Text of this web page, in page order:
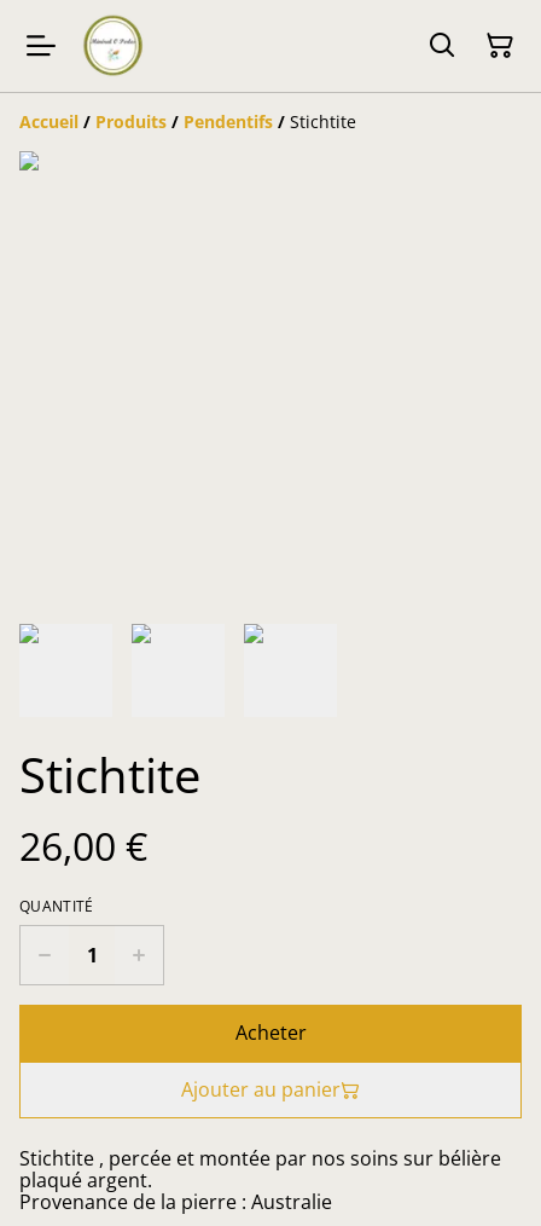
Accueil / Produits / Pendentifs / Stichtite
Stichtite
26,00 €
QUANTITÉ
Acheter
Ajouter au panier
Stichtite , percée et montée par nos soins sur bélière
plaqué argent.
Provenance de la pierre : Australie